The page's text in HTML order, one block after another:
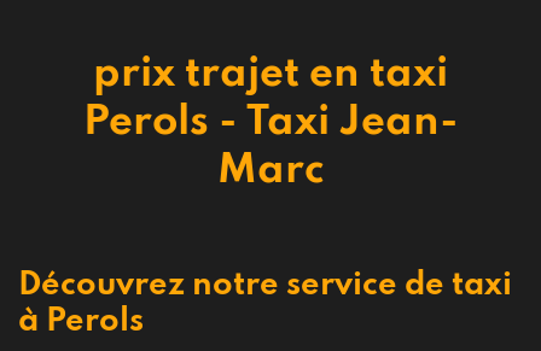
prix trajet en taxi
Perols - Taxi Jean-
Marc
Découvrez notre service de taxi
à Perols